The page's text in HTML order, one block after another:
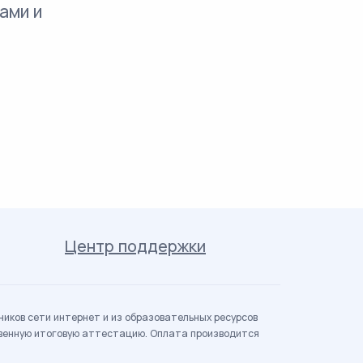
и
Центр поддержки
сети интернет и из образовательных ресурсов
итоговую аттестацию. Оплата производится